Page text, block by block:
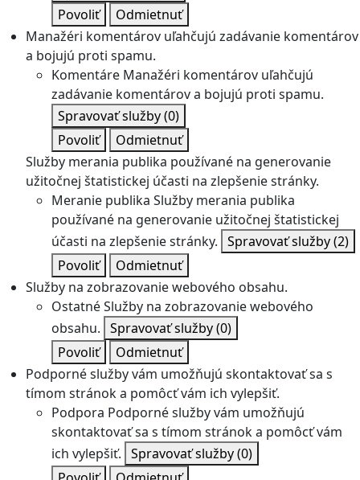
Povoliť
Odmietnuť
Manažéri komentárov uľahčujú zadávanie komentárov
a bojujú proti spamu.
Komentáre Manažéri komentárov uľahčujú
zadávanie komentárov a bojujú proti spamu.
Spravovať služby(0)
Povoliť
Odmietnuť
Služby merania publika používané na generovanie
užitočnej štatistickej účasti na zlepšenie stránky.
Meranie publika Služby merania publika
používané na generovanie užitočnej štatistickej
účasti na zlepšenie stránky. Spravovať služby(2)
Povoliť
Odmietnuť
Služby na zobrazovanie webového obsahu.
OstatnéSlužby na zobrazovanie webového
obsahu. Spravovať služby(0)
Povoliť
Odmietnuť
Podporné služby vám umožňujú skontaktovať sa s
tímom stránok a pomôcť vám ich vylepšiť.
Podpora Podporné služby vám umožňujú
skontaktovať sa s tímom stránok a pomôcť vám
ich vylepšiť. Spravovať služby(0)